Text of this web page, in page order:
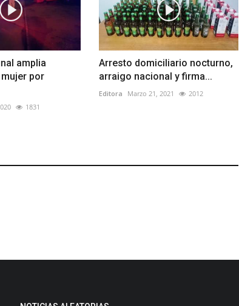
amplia
por
1831
Arresto domiciliario nocturno,
arraigo nacional y firma...
Editora Marzo 21, 2021 2012